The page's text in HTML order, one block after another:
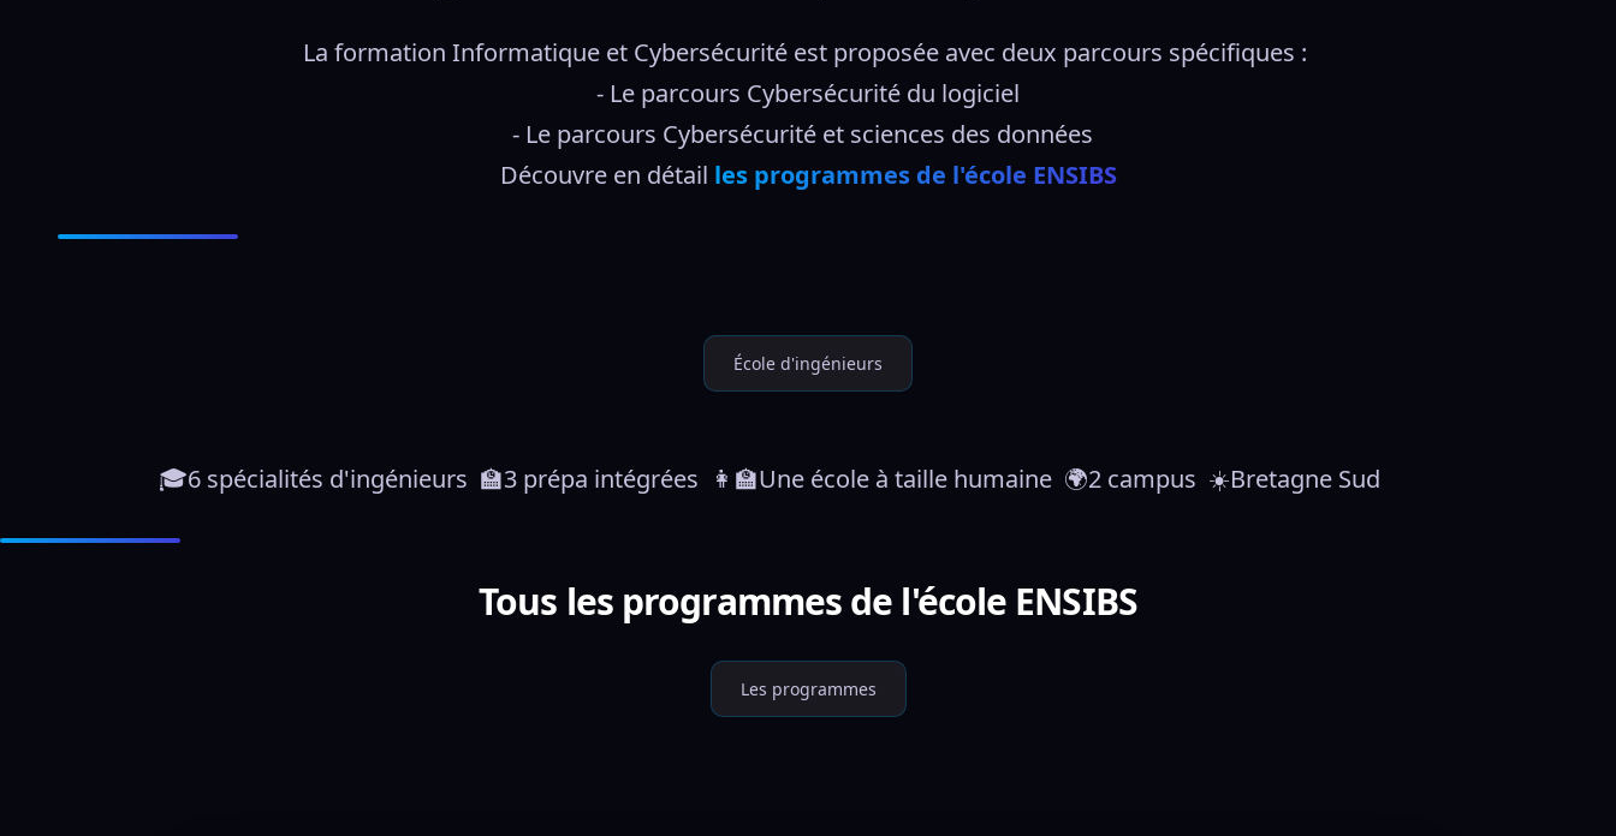
La formation Informatique et Cybersécurité est proposée avec deux parcours spécifiques :
- Le parcours Cybersécurité du logiciel
- Le parcours Cybersécurité et sciences des données
Découvre en détail les programmes de l'école ENSIBS
École d'ingénieurs
🎓6 spécialités d'ingénieurs  🏫3 prépa intégrées  👩‍🏫Une école à taille humaine  🌍2 campus  ☀️Bretagne Sud
Tous les programmes de l'école ENSIBS
Les programmes